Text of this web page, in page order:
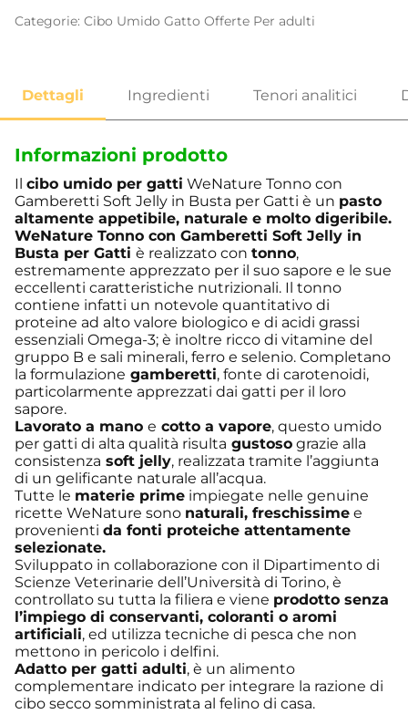
Categorie: Cibo Umido Gatto Offerte Per adulti
Informazioni prodotto
Il cibo umido per gatti WeNature Tonno con
Gamberetti Soft Jelly in Busta per Gatti è un pasto
altamente appetibile, naturale e molto digeribile.
WeNature Tonno con Gamberetti Soft Jelly in
Busta per Gatti è realizzato con tonno,
estremamente apprezzato per il suo sapore e le sue
eccellenti caratteristiche nutrizionali. Il tonno
contiene infatti un notevole quantitativo di
proteine ad alto valore biologico e di acidi grassi
essenziali Omega-3; è inoltre ricco di vitamine del
gruppo B e sali minerali, ferro e selenio. Completano
la formulazione gamberetti, fonte di carotenoidi,
particolarmente apprezzati dai gatti per il loro
sapore.
Lavorato a mano e cotto a vapore, questo umido
per gatti di alta qualità risulta gustoso grazie alla
consistenza soft jelly, realizzata tramite l’aggiunta
di un gelificante naturale all’acqua.
Tutte le materie prime impiegate nelle genuine
ricette WeNature sono naturali, freschissime e
provenienti da fonti proteiche attentamente
selezionate.
Sviluppato in collaborazione con il Dipartimento di
Scienze Veterinarie dell’Università di Torino, è
controllato su tutta la filiera e viene prodotto senza
l’impiego di conservanti, coloranti o aromi
artificiali, ed utilizza tecniche di pesca che non
mettono in pericolo i delfini.
Adatto per gatti adulti, è un alimento
complementare indicato per integrare la razione di
cibo secco somministrata al felino di casa.